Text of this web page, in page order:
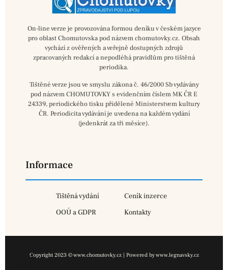
On-line verze je provozována formou deníku v českém jazyce
pro oblast Chomutovska pod názvem chomutovky.cz. Obsah
vychází z ověřených a veřejně dostupných zdrojů
zpracovaných redakcí a nepodléhá pravidlům pro tištěná
periodika.
Tištěné verze jsou ve smyslu zákona č. 46/2000 Sb vydávány
pod názvem CHOMUTOVKY s evidenčním číslem MK ČR E
24339, periodického tisku přidělené Ministerstvem kultury
ČR. Periodicita vydávání je uvedena na každém vydání
(jedenkrát za tři měsíce).
Informace
Tištěná vydání
Ceník inzerce
OOÚ a GDPR
Kontakty
Copyright 2023 © www.chomutovky.cz | Powered by www.legnavsky.cz